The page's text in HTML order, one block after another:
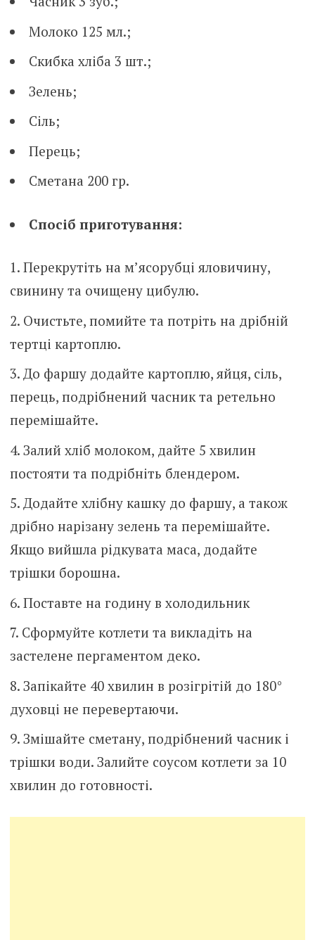
Молоко 125 мл.;
Скибка хліба 3 шт.;
Зелень;
Сіль;
Перець;
Сметана 200 гр.
Спосіб приготування:
Перекрутіть на м’ясорубці яловичину,
свинину та очищену цибулю.
Очистьте, помийте та потріть на дрібній
тертці картоплю.
До фаршу додайте картоплю, яйця, сіль,
перець, подрібнений часник та ретельно
перемішайте.
Залий хліб молоком, дайте 5 хвилин
постояти та подрібніть блендером.
Додайте хлібну кашку до фаршу, а також
дрібно нарізану зелень та перемішайте.
Якщо вийшла рідкувата маса, додайте
трішки борошна.
Поставте на годину в холодильник
Сформуйте котлети та викладіть на
застелене пергаментом деко.
Запікайте 40 хвилин в розігрітій до 180°
духовці не перевертаючи.
Змішайте сметану, подрібнений часник і
трішки води. Залийте соусом котлети за 10
хвилин до готовності.